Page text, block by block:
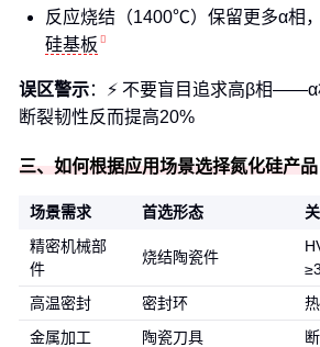
反应烧结（1400℃）保留更多α相
硅基板
误区警示：⚡ 不要盲目追求高β相
断裂韧性反而提高20%
三、如何根据应用场景选择氮化硅产品
场景需求 首选形态
精密机械部
件
烧结陶瓷件
高温密封
密封环
金属加工
陶瓷刀具